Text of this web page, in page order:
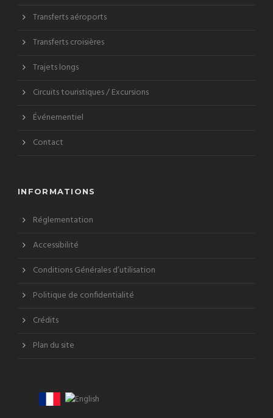
Transferts aéroports
Transferts croisières
Trajets longs
Circuits touristiques / Excursions
Événementiel
Contact
INFORMATIONS
Réglementation
Accessibilité
Conditions Générales d’utilisation
Politique de confidentialité
Crédits
Plan du site